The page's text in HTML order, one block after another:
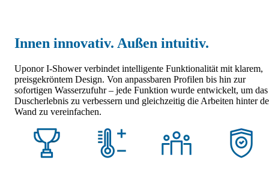
Innen innovativ. Außen intuitiv.
Uponor I-Shower verbindet intelligente Funktionalität mit klarem,
preisgekröntem Design. Von anpassbaren Profilen bis hin zur
sofortigen Wasserzufuhr – jede Funktion wurde entwickelt, um das
Duscherlebnis zu verbessern und gleichzeitig die Arbeiten hinter
Wand zu vereinfachen.